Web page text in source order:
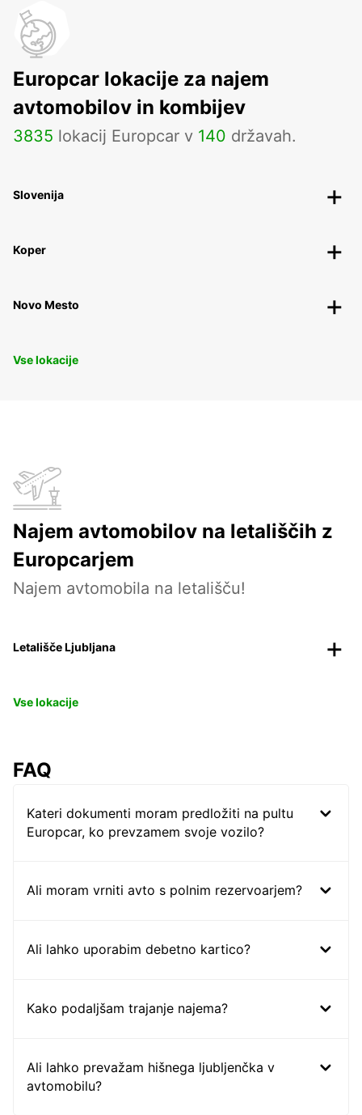
Europcar lokacije za najem
avtomobilov in kombijev
3835 lokacij Europcar v 140 državah.
Slovenija
Koper
Novo Mesto
Vse lokacije
Najem avtomobilov na letališčih z
Europcarjem
Najem avtomobila na letališču!
Letališče Ljubljana
Vse lokacije
FAQ
Kateri dokumenti moram predložiti na pultu
Europcar, ko prevzamem svoje vozilo?
Ali moram vrniti avto s polnim rezervoarjem?
Ali lahko uporabim debetno kartico?
Kako podaljšam trajanje najema?
Ali lahko prevažam hišnega ljubljenčka v
avtomobilu?